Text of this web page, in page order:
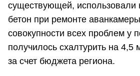
существующей, использовали
бетон при ремонте
совокупности всех проблем у
получилось схалтурить на 4,5
за счет бюджета региона.